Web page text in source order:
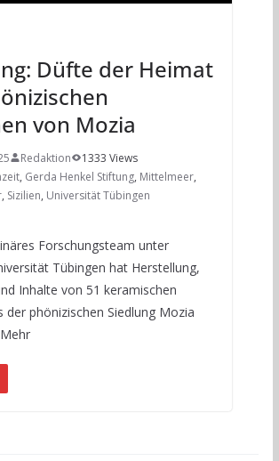
Düfte der Heimat
von Mozia
Redaktion
1333 Views
, Gerda Henkel Stiftung, Mittelmeer,
, Sizilien, Universität Tübingen
Forschungsteam unter
Tübingen hat Herstellung,
Inhalte von 51 keramischen
der phönizischen Siedlung Mozia